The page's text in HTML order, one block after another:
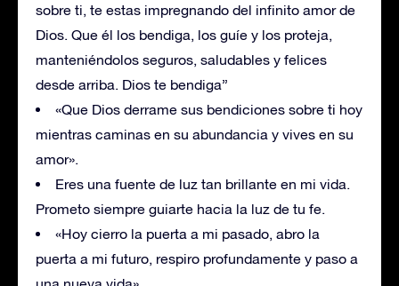
sobre ti, te estas impregnando del infinito amor de
Dios. Que él los bendiga, los guíe y los proteja,
manteniéndolos seguros, saludables y felices
desde arriba. Dios te bendiga”
«Que Dios derrame sus bendiciones sobre ti hoy
mientras caminas en su abundancia y vives en su
amor».
Eres una fuente de luz tan brillante en mi vida.
Prometo siempre guiarte hacia la luz de tu fe.
«Hoy cierro la puerta a mi pasado, abro la
puerta a mi futuro, respiro profundamente y paso a